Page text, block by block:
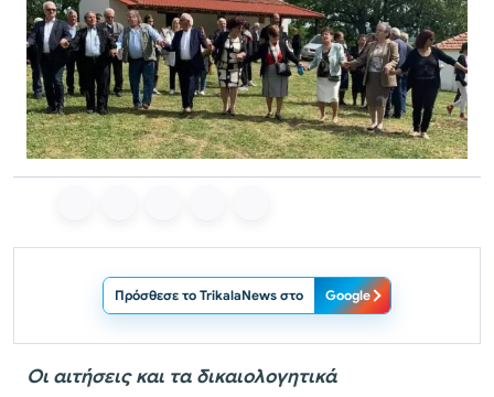
Πρόσθεσε το TrikalaNews στο Google
Οι αιτήσεις και τα δικαιολογητικά